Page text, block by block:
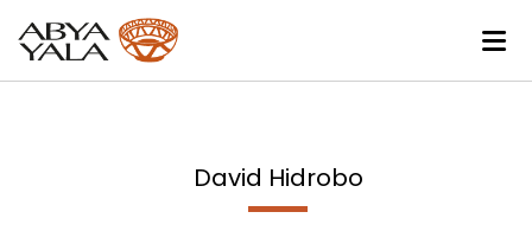
David Hidrobo